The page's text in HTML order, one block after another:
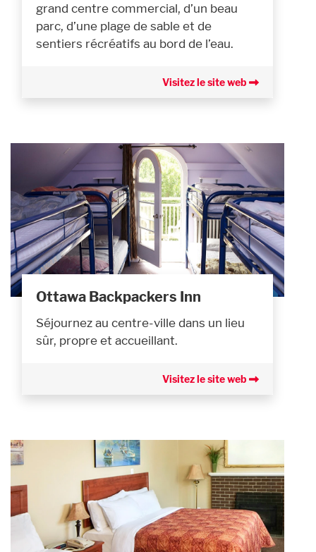
grand centre commercial, d’un beau
parc, d’une plage de sable et de
sentiers récréatifs au bord de l’eau.
Visitez le site web
Ottawa Backpackers Inn
Séjournez au centre-ville dans un lieu
sûr, propre et accueillant.
Visitez le site web